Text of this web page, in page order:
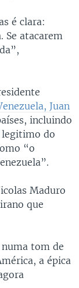
é clara:
Se atacarem
Juan
incluindo
legitimo do
“o
Maduro
que
tom de
a épica